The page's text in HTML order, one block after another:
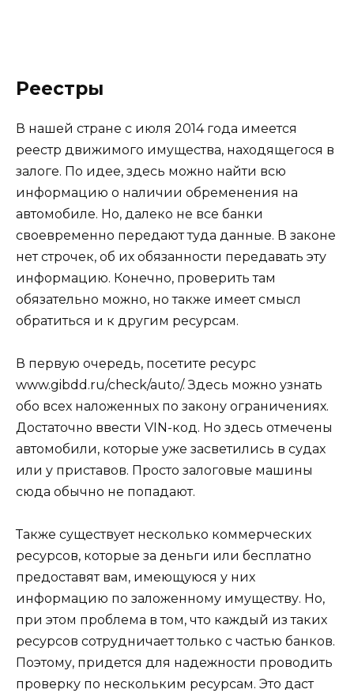
Реестры
В нашей стране с июля 2014 года имеется
реестр движимого имущества, находящегося в
залоге. По идее, здесь можно найти всю
информацию о наличии обременения на
автомобиле. Но, далеко не все банки
своевременно передают туда данные. В законе
нет строчек, об их обязанности передавать эту
информацию. Конечно, проверить там
обязательно можно, но также имеет смысл
обратиться и к другим ресурсам.
В первую очередь, посетите ресурс
www.gibdd.ru/check/auto/. Здесь можно узнать
обо всех наложенных по закону ограничениях.
Достаточно ввести VIN-код. Но здесь отмечены
автомобили, которые уже засветились в судах
или у приставов. Просто залоговые машины
сюда обычно не попадают.
Также существует несколько коммерческих
ресурсов, которые за деньги или бесплатно
предоставят вам, имеющуюся у них
информацию по заложенному имуществу. Но,
при этом проблема в том, что каждый из таких
ресурсов сотрудничает только с частью банков.
Поэтому, придется для надежности проводить
проверку по нескольким ресурсам. Это даст